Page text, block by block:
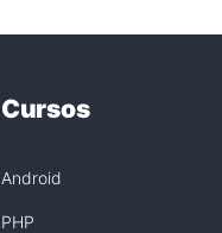
Cursos
Android
PHP